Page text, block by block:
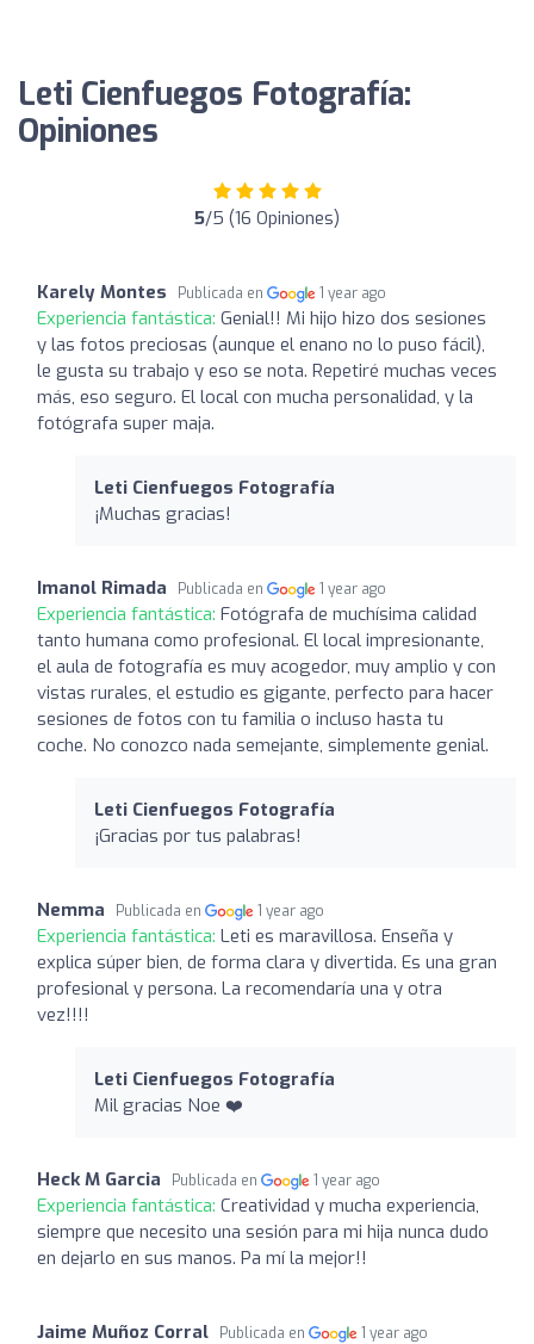
Leti Cienfuegos Fotografía:
Opiniones
5/5 (16 Opiniones)
Karely Montes Publicada en 1 year ago
Experiencia fantástica: Genial!! Mi hijo hizo dos sesiones
y las fotos preciosas (aunque el enano no lo puso fácil),
le gusta su trabajo y eso se nota. Repetiré muchas veces
más, eso seguro. El local con mucha personalidad, y la
fotógrafa super maja.
Leti Cienfuegos Fotografía
¡Muchas gracias!
Imanol Rimada Publicada en 1 year ago
Experiencia fantástica: Fotógrafa de muchísima calidad
tanto humana como profesional. El local impresionante,
el aula de fotografía es muy acogedor, muy amplio y con
vistas rurales, el estudio es gigante, perfecto para hacer
sesiones de fotos con tu familia o incluso hasta tu
coche. No conozco nada semejante, simplemente genial.
Leti Cienfuegos Fotografía
¡Gracias por tus palabras!
Nemma Publicada en 1 year ago
Experiencia fantástica: Leti es maravillosa. Enseña y
explica súper bien, de forma clara y divertida. Es una gran
profesional y persona. La recomendaría una y otra
vez!!!!
Leti Cienfuegos Fotografía
Mil gracias Noe ❤️
Heck M Garcia Publicada en 1 year ago
Experiencia fantástica: Creatividad y mucha experiencia,
siempre que necesito una sesión para mi hija nunca dudo
en dejarlo en sus manos. Pa mí la mejor!!
Jaime Muñoz Corral Publicada en 1 year ago